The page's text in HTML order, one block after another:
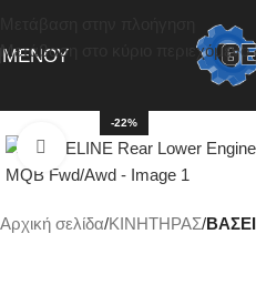
Μετάβαση στο κύριο περιεχόμενο
ΜΕΝΟΎ
-22%
Κάντε κλικ για μεγέθυνση
Αρχική σελίδα ΚΙΝΗΤΗΡΑΣ